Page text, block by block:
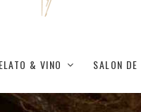
& VINO SALON